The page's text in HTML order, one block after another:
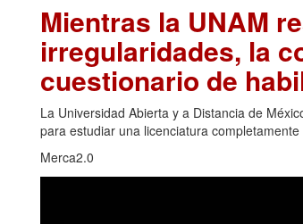
Mientras la UNAM
irregularidades, la
cuestionario de
La Universidad Abierta y a Distancia de
para estudiar una licenciatura
Merca2.0